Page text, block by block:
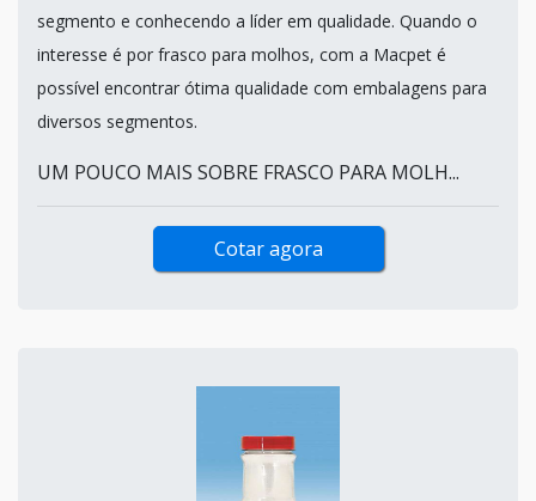
segmento e conhecendo a líder em qualidade. Quando o
interesse é por frasco para molhos, com a Macpet é
possível encontrar ótima qualidade com embalagens para
diversos segmentos.
UM POUCO MAIS SOBRE FRASCO PARA MOLH...
Cotar agora